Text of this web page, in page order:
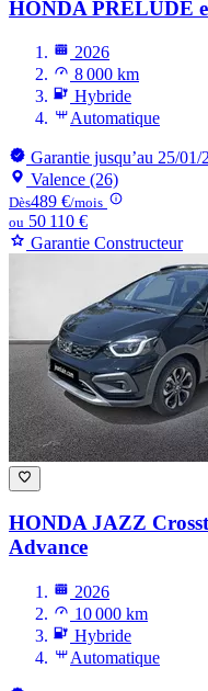
HONDA PRELUDE
2026
8 000 km
Hybride
Automatique
Garantie jusqu’au 25/01/
Valence (26)
Dès489 €/mois
ou 50 110 €
Garantie Constructeur
HONDA JAZZ
Advance
2026
10 000 km
Hybride
Automatique